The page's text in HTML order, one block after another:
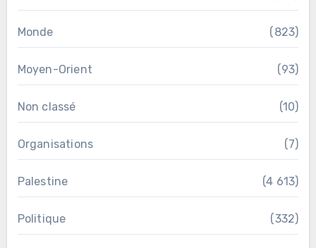
Monde (823)
Moyen-Orient (93)
Non classé (10)
Organisations (7)
Palestine (4 613)
Politique (332)